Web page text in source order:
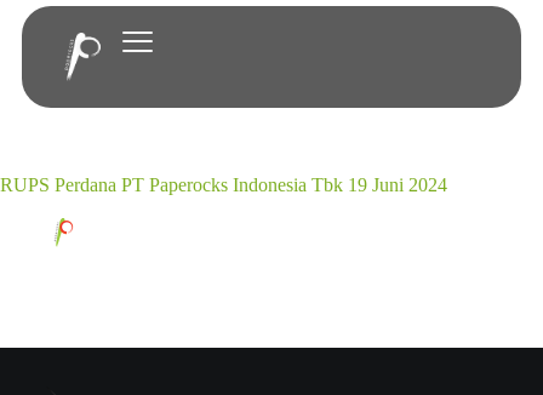
RUPS Perdana PT Paperocks Indonesia Tbk 19 Juni 2024